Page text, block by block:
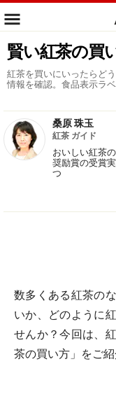
賢い紅茶の買
紅茶を買いにいったらど
情報を確認。食品表示ラ
桑原 珠玉
紅茶 ガイド
おいしい紅茶
奨励賞の受賞
つ
数多くある紅茶の
いか、どのように
せんか？今回は、
茶の買い方」をご紹